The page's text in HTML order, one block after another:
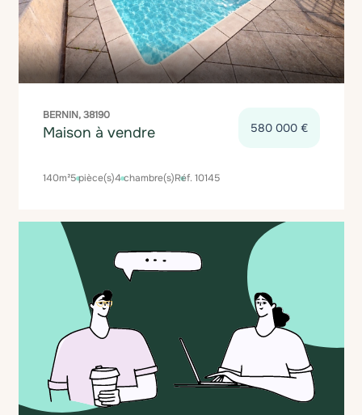
BERNIN, 38190
Maison à vendre 580 000 €
140m²5 pièce(s)4 chambre(s)Réf. 10145